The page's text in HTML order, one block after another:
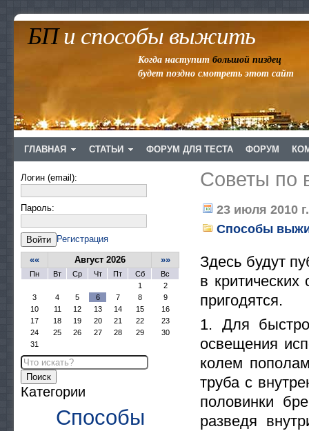
БПи способы выжить
Когда наступит большой пиздец
будет поздно смотреть этот сайт
ГЛАВНАЯ СТАТЬИ ФОРУМ ДЛЯ ТЕСТА ФОРУМ
Советы по
23 июля 2010 г.
Способы
Здесь будут
в
пригодятся.
1. Для
освещения
колем
труба с
половинки
разведя
Логин (email):
Пароль:
Войти
Регистрация
««
Август 2026 »»
Пн Вт Ср Чт Пт Сб
Вс
1
2
3
4 5 6 7 8
9
10
11 12 13 14 15
16
17
18 19 20 21 22
23
24
25 26 27 28 29
30
31
Поиск
Категории
Способы